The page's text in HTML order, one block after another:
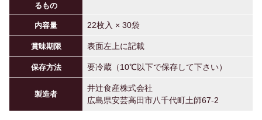
るもの
内容量 22枚入 × 30袋
賞味期限 表面左上に記載
保存方法 要冷蔵（10℃以下で保存して下さい）
製造者
井辻食産株式会社
広島県安芸高田市八千代町土師67-2